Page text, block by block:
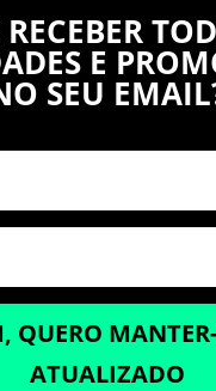
E
SEU
QUERO
ATUALIZADO